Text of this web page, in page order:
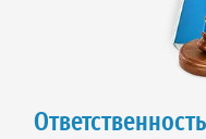
Ответственность